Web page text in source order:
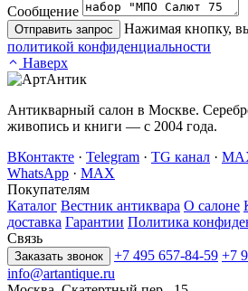
Сообщение
Отправить запрос
Нажимая кнопку,
политикой конфиденциальности
Наверх
Антикварный салон в Москве.
живопись и книги — с 2004 года.
ВКонтакте · Telegram · TG канал ·
WhatsApp · MAX
Покупателям
Каталог Вестник антиквара О салоне
доставка Гарантии Политика
Связь
Заказать звонок +7 495 657-84-59 +7
info@artantique.ru